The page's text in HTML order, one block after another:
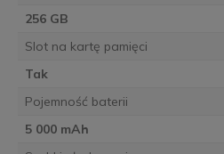
256 GB
Slot na kartę pamięci
Tak
Pojemność baterii
5 000 mAh